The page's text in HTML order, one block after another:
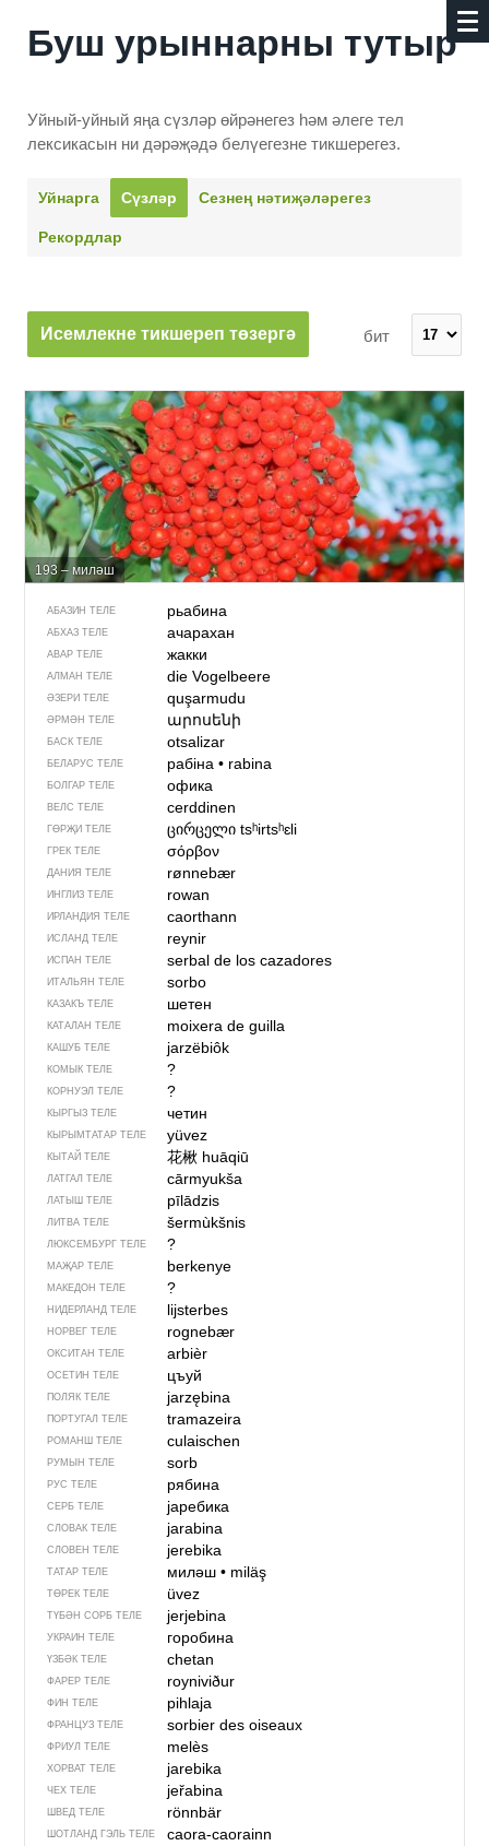
Буш урыннарны тутыр
Уйный-уйный яңа сүзләр өйрәнегез һәм әлеге тел
лексикасын ни дәрәҗәдә белүегезне тикшерегез.
Уйнарга Сүзләр Сезнең нәти­җәләрегез
Рекордлар
Исемлекне тикшереп төзергә бит
193 – миләш
АБАЗИН ТЕЛЕ рьабина
АБХАЗ ТЕЛЕ ачарахан
АВАР ТЕЛЕ жакки
АЛМАН ТЕЛЕ die Vogelbeere
ӘЗЕРИ ТЕЛЕ quşarmudu
ӘРМӘН ТЕЛЕ արոսենի
БАСК ТЕЛЕ otsalizar
БЕЛАРУС ТЕЛЕ рабіна• rabina
БОЛГАР ТЕЛЕ офика
ВЕЛС ТЕЛЕ cerddinen
ГӨРҖИ ТЕЛЕ ცირცელიtsʰirtsʰɛli
ГРЕК ТЕЛЕ σόρβον
ДАНИЯ ТЕЛЕ rønnebær
ИНГЛИЗ ТЕЛЕ rowan
ИРЛАНДИЯ ТЕЛЕ caorthann
ИСЛАНД ТЕЛЕ reynir
ИСПАН ТЕЛЕ serbal de los cazadores
ИТАЛЬЯН ТЕЛЕ sorbo
КАЗАКЪ ТЕЛЕ шетен
КАТАЛАН ТЕЛЕ moixera de guilla
КАШУБ ТЕЛЕ jarzëbiôk
КОМЫК ТЕЛЕ ?
КОРНУЭЛ ТЕЛЕ ?
КЫРГЫЗ ТЕЛЕ четин
КЫРЫМТАТАР ТЕЛЕ yüvez
КЫТАЙ ТЕЛЕ 花楸 huāqiū
ЛАТГАЛ ТЕЛЕ cārmyukša
ЛАТЫШ ТЕЛЕ pīlādzis
ЛИТВА ТЕЛЕ šermùkšnis
ЛЮКСЕМБУРГ ТЕЛЕ ?
МАҖАР ТЕЛЕ berkenye
МАКЕДОН ТЕЛЕ ?
НИДЕРЛАНД ТЕЛЕ lijsterbes
НОРВЕГ ТЕЛЕ rognebær
ОКСИТАН ТЕЛЕ arbièr
ОСЕТИН ТЕЛЕ цъуй
ПОЛЯК ТЕЛЕ jarzębina
ПОРТУГАЛ ТЕЛЕ tramazeira
РОМАНШ ТЕЛЕ culaischen
РУМЫН ТЕЛЕ sorb
РУС ТЕЛЕ рябина
СЕРБ ТЕЛЕ јаребика
СЛОВАК ТЕЛЕ jarabina
СЛОВЕН ТЕЛЕ jerebika
ТАТАР ТЕЛЕ миләш• miläş
ТӨРЕК ТЕЛЕ üvez
ТҮБӘН СОРБ ТЕЛЕ jerjebina
УКРАИН ТЕЛЕ горобина
ҮЗБӘК ТЕЛЕ chetan
ФАРЕР ТЕЛЕ royniviður
ФИН ТЕЛЕ pihlaja
ФРАНЦУЗ ТЕЛЕ sorbier des oiseaux
ФРИУЛ ТЕЛЕ melès
ХОРВАТ ТЕЛЕ jarebika
ЧЕХ ТЕЛЕ jeřabina
ШВЕД ТЕЛЕ rönnbär
ШОТЛАНД ГЭЛЬ ТЕЛЕ caora-caorainn